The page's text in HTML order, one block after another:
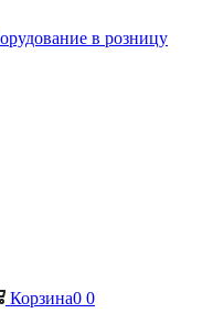
в розницу
Корзина0 0